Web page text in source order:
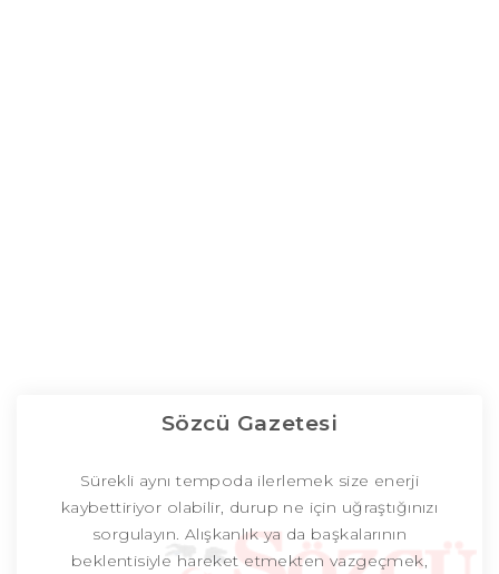
Sözcü Gazetesi
Sürekli aynı tempoda ilerlemek size enerji
kaybettiriyor olabilir, durup ne için uğraştığınızı
sorgulayın. Alışkanlık ya da başkalarının
beklentisiyle hareket etmekten vazgeçmek,